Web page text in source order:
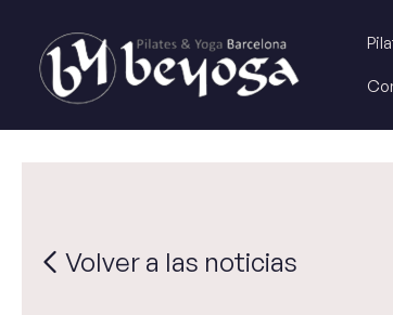
contingut
Volver a las noticias